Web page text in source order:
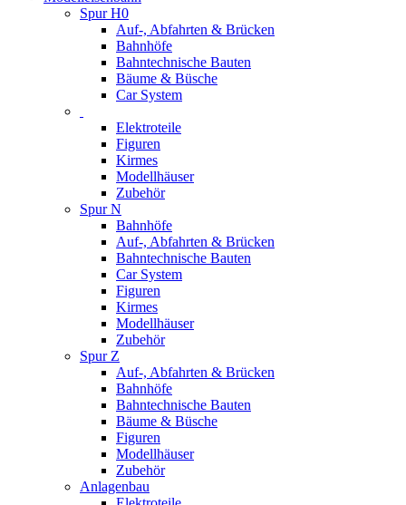
Spur H0
Auf-, Abfahrten & Brücken
Bahnhöfe
Bahntechnische Bauten
Bäume & Büsche
Car System
Elektroteile
Figuren
Kirmes
Modellhäuser
Zubehör
Spur N
Bahnhöfe
Auf-, Abfahrten & Brücken
Bahntechnische Bauten
Car System
Figuren
Kirmes
Modellhäuser
Zubehör
Spur Z
Auf-, Abfahrten & Brücken
Bahnhöfe
Bahntechnische Bauten
Bäume & Büsche
Figuren
Modellhäuser
Zubehör
Anlagenbau